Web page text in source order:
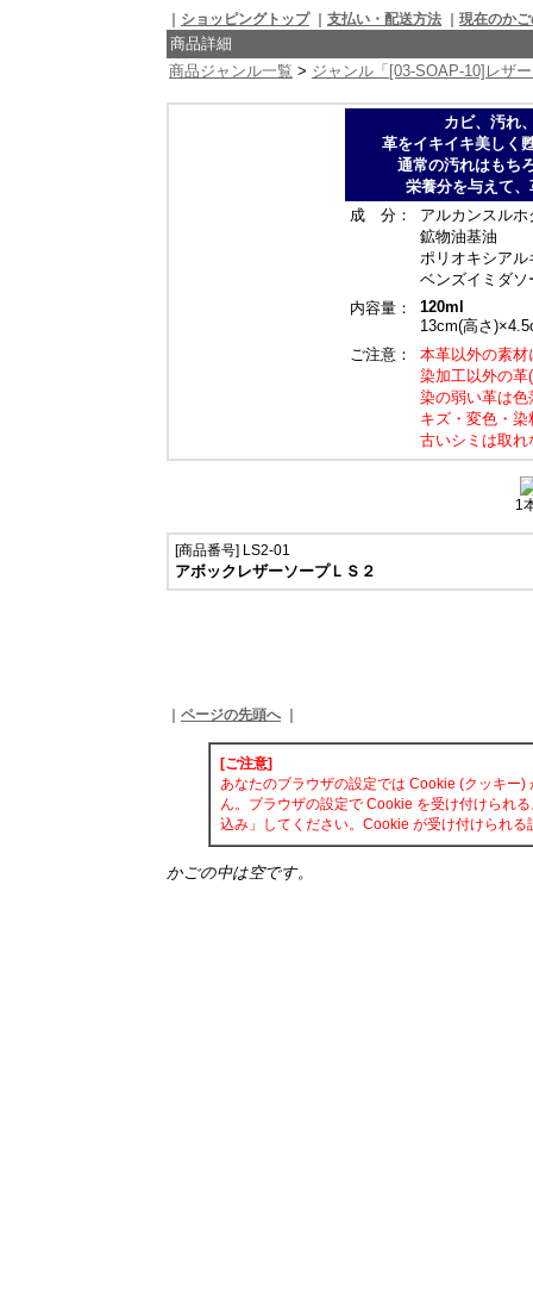
ショッピングトップ｜ 支払い・配送方法 現在のか
商品詳細
商品ジャンル一覧 > ジャンル「[03-SOAP-10]レザ
カビ、汚れ
革をイキイキ美しく
通常の汚れはもち
栄養分を与えて
成 分：
アルカンスルホ
鉱物油基油
ポリオキシア
ベンズイミダソ
内容量：
120ml
13cm(高さ
ご注意：
本革以外の素
染加工以外の
染の弱い革は
キズ・変色・
古いシミは取
1
[商品番号] LS2-01
アボックレザーソープＬＳ２
ページの先頭へ｜
[ご注意]
あなたのブラウザの設定では Cookie (クッキー
ん。ブラウザの設定で Cookie を受け付けられ
込み」してください。Cookie が受け付けられ
かごの中は空です。